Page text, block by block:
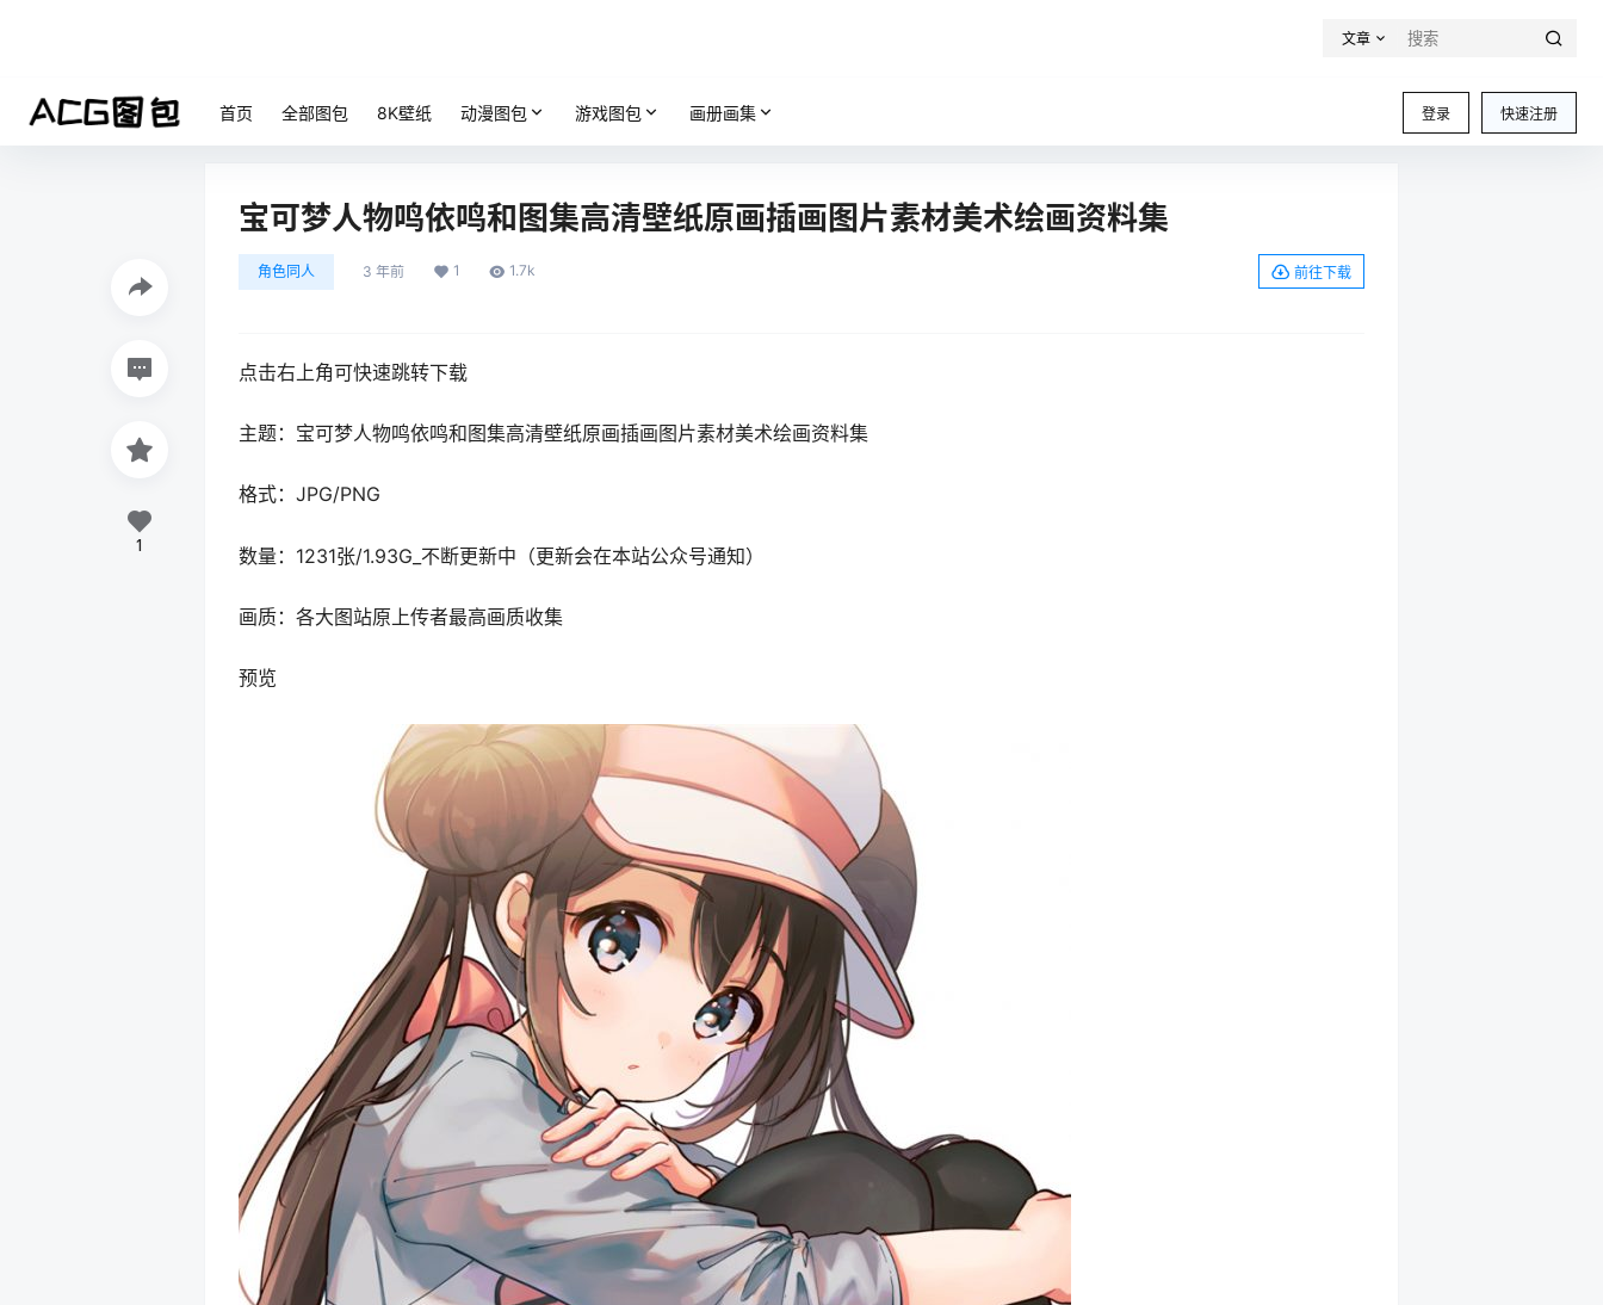
文章
登录 快速注册
首页 全部图包 8K壁纸 动漫图包 游戏图包 画册画集
宝可梦人物鸣依鸣和图集高清壁纸原画插画图片素材美术绘画资料集
角色同人 3 年前 1 1.7k 前往下载
点击右上角可快速跳转下载
主题：宝可梦人物鸣依鸣和图集高清壁纸原画插画图片素材美术绘画资料集
格式：JPG/PNG
数量：1231张/1.93G_不断更新中（更新会在本站公众号通知）
画质：各大图站原上传者最高画质收集
预览
1